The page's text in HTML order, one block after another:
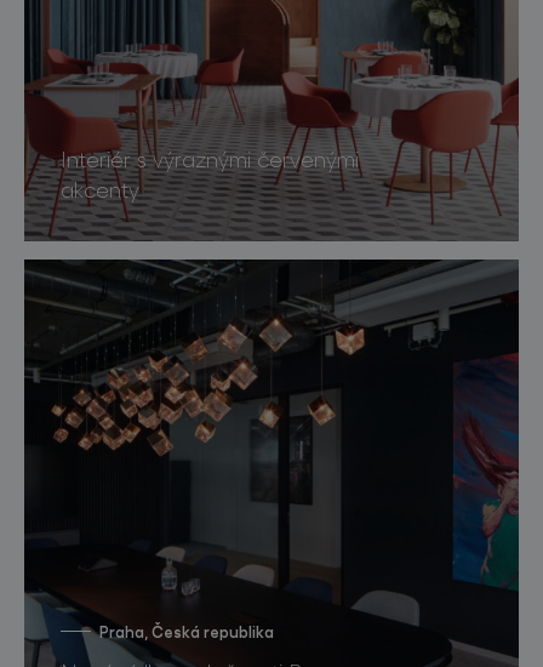
Interiér s výraznými červenými
akcenty
Praha, Česká republika